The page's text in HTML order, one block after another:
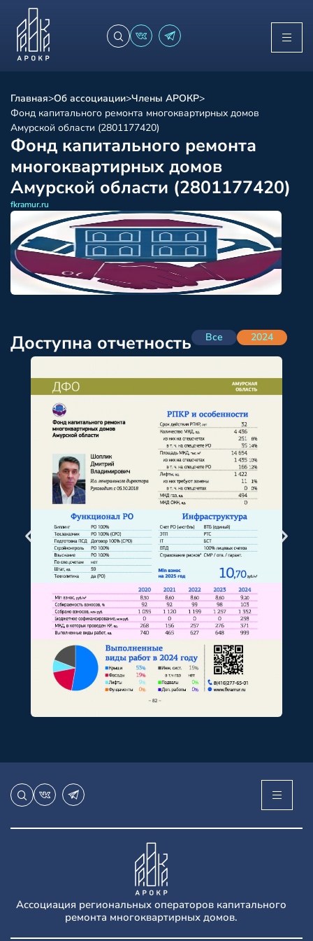
Главная>Об ассоциации>Члены АРОКР>
Фонд капитального ремонта многоквартирных домов
Амурской области (2801177420)
Фонд капитального ремонта
многоквартирных домов
Амурской области (2801177420)
fkramur.ru
Доступна отчетность Все 2024
Ассоциация региональных операторов капитального
ремонта многоквартирных домов.